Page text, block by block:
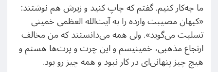
ما چه‌کار کنیم. گفتم که چاپ کنید و زیرش هم نوشتند:
«کیهان مصیبت وارده را به آیت‌الله العظمی خمینی
تسلیت می‌گوید». ولی همه می‌دانستند که من مخالف
ارتجاع مذهبی، خمینیسم و این چرت و پرت‌ها هستم و
هیچ چیز پنهانی‌ای در کار نبود و همه چیز رو بود.